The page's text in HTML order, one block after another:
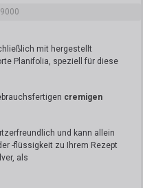
mit hergestellt
Planifolia, speziell für diese
cremigen
und kann allein
-flüssigkeit zu Ihrem Rezept
als